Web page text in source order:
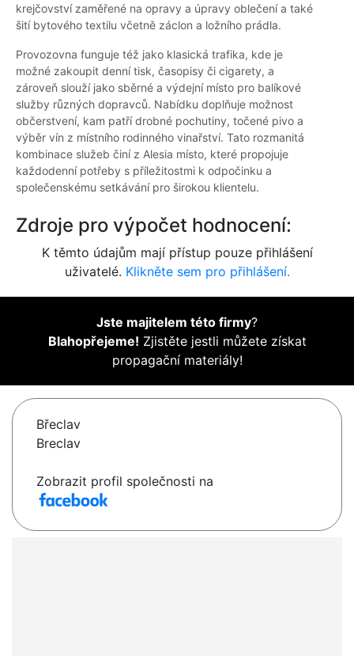
krejčovství zaměřené na opravy a úpravy oblečení a také
šití bytového textilu včetně záclon a ložního prádla.
Provozovna funguje též jako klasická trafika, kde je
možné zakoupit denní tisk, časopisy či cigarety, a
zároveň slouží jako sběrné a výdejní místo pro balíkové
služby různých dopravců. Nabídku doplňuje možnost
občerstvení, kam patří drobné pochutiny, točené pivo a
výběr vín z místního rodinného vinařství. Tato rozmanitá
kombinace služeb činí z Alesia místo, které propojuje
každodenní potřeby s příležitostmi k odpočinku a
společenskému setkávání pro širokou klientelu.
Zdroje pro výpočet hodnocení:
K těmto údajům mají přístup pouze přihlášení
uživatelé. Klikněte sem pro přihlášení.
Jste majitelem této firmy?
Blahopřejeme! Zjistěte jestli můžete získat
propagační materiály!
Břeclav
Breclav
Zobrazit profil společnosti na